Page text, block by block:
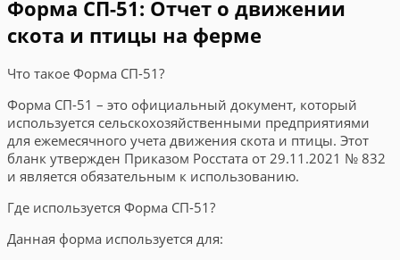
Форма СП-51: Отчет о движении
скота и птицы на ферме
Что такое Форма СП-51?
Форма СП-51 – это официальный документ, который
используется сельскохозяйственными предприятиями
для ежемесячного учета движения скота и птицы. Этот
бланк утвержден Приказом Росстата от 29.11.2021 № 832
и является обязательным к использованию.
Где используется Форма СП-51?
Данная форма используется для: